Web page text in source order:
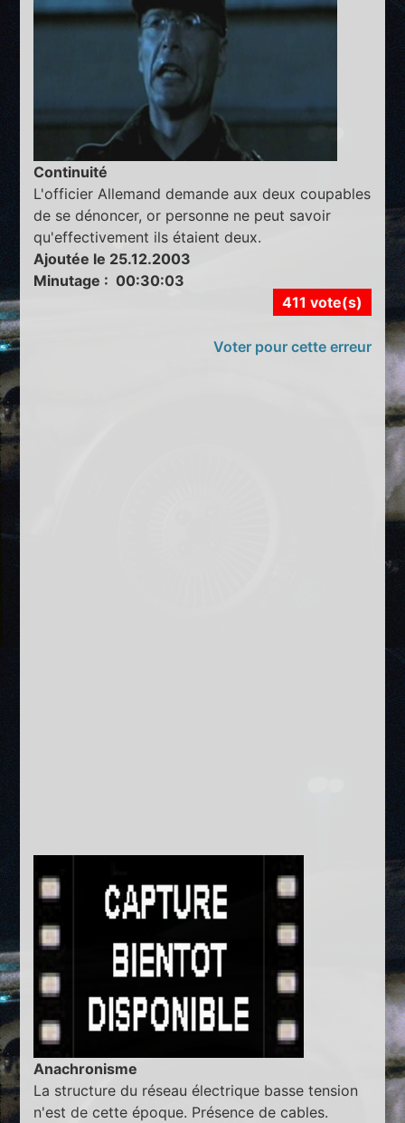
Continuité
L'officier Allemand demande aux deux coupables
de se dénoncer, or personne ne peut savoir
qu'effectivement ils étaient deux.
Ajoutée le 25.12.2003
Minutage : 00:30:03
411 vote(s)
Voter pour cette erreur
Anachronisme
La structure du réseau électrique basse tension
n'est de cette époque. Présence de cables.